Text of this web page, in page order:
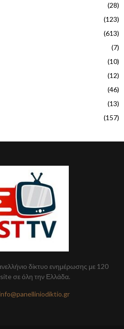
(28)
(123)
(613)
(7)
(10)
(12)
(46)
(13)
(157)
δίκτυο ενημέρωσης με 120
σε όλη την Ελλάδα.